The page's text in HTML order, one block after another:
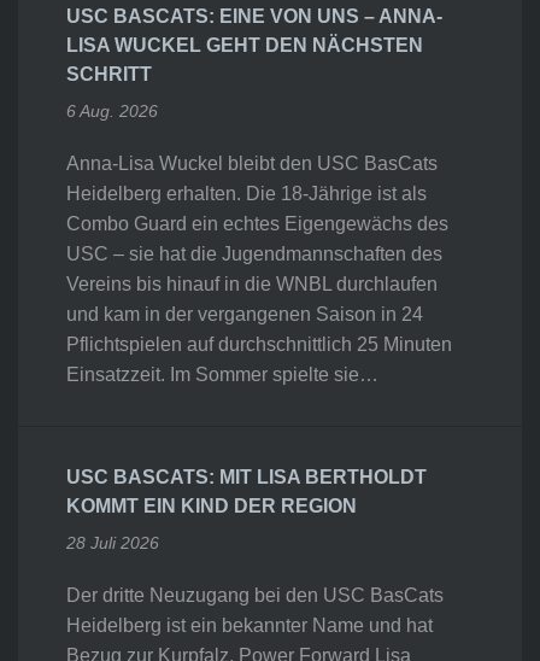
USC BASCATS: EINE VON UNS – ANNA-
LISA WUCKEL GEHT DEN NÄCHSTEN
SCHRITT
6 Aug. 2026
Anna-Lisa Wuckel bleibt den USC BasCats
Heidelberg erhalten. Die 18-Jährige ist als
Combo Guard ein echtes Eigengewächs des
USC – sie hat die Jugendmannschaften des
Vereins bis hinauf in die WNBL durchlaufen
und kam in der vergangenen Saison in 24
Pflichtspielen auf durchschnittlich 25 Minuten
Einsatzzeit. Im Sommer spielte sie…
USC BASCATS: MIT LISA BERTHOLDT
KOMMT EIN KIND DER REGION
28 Juli 2026
Der dritte Neuzugang bei den USC BasCats
Heidelberg ist ein bekannter Name und hat
Bezug zur Kurpfalz. Power Forward Lisa